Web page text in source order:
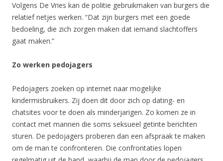
Volgens De Vries kan de politie gebruikmaken van burgers die
relatief netjes werken. “Dat zijn burgers met een goede
bedoeling, die zich zorgen maken dat iemand slachtoffers
gaat maken.”
Zo werken pedojagers
Pedojagers zoeken op internet naar mogelijke
kindermisbruikers. Zij doen dit door zich op dating- en
chatsites voor te doen als minderjarigen. Zo komen ze in
contact met mannen die soms seksueel getinte berichten
sturen. De pedojagers proberen dan een afspraak te maken
om de man te confronteren. Die confrontaties lopen